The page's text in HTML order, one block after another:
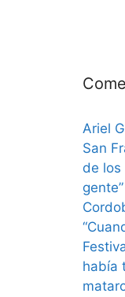
Ariel
San
de los
había